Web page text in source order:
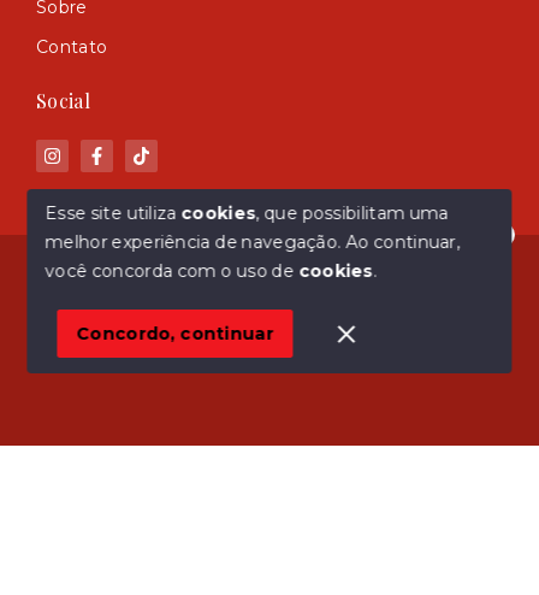
Olá! Estamos disponíveis para te ajudar.
Sobre
Contato
Social
© Copyright 2026 - ASM Imóveis - Todos os direitos
SITE PARA IMOBILIARIA
Esse site utiliza cookies, que possibilitam uma
melhor experiência de navegação.Ao continuar,
você concorda com o uso de cookies.
Concordo, continuar